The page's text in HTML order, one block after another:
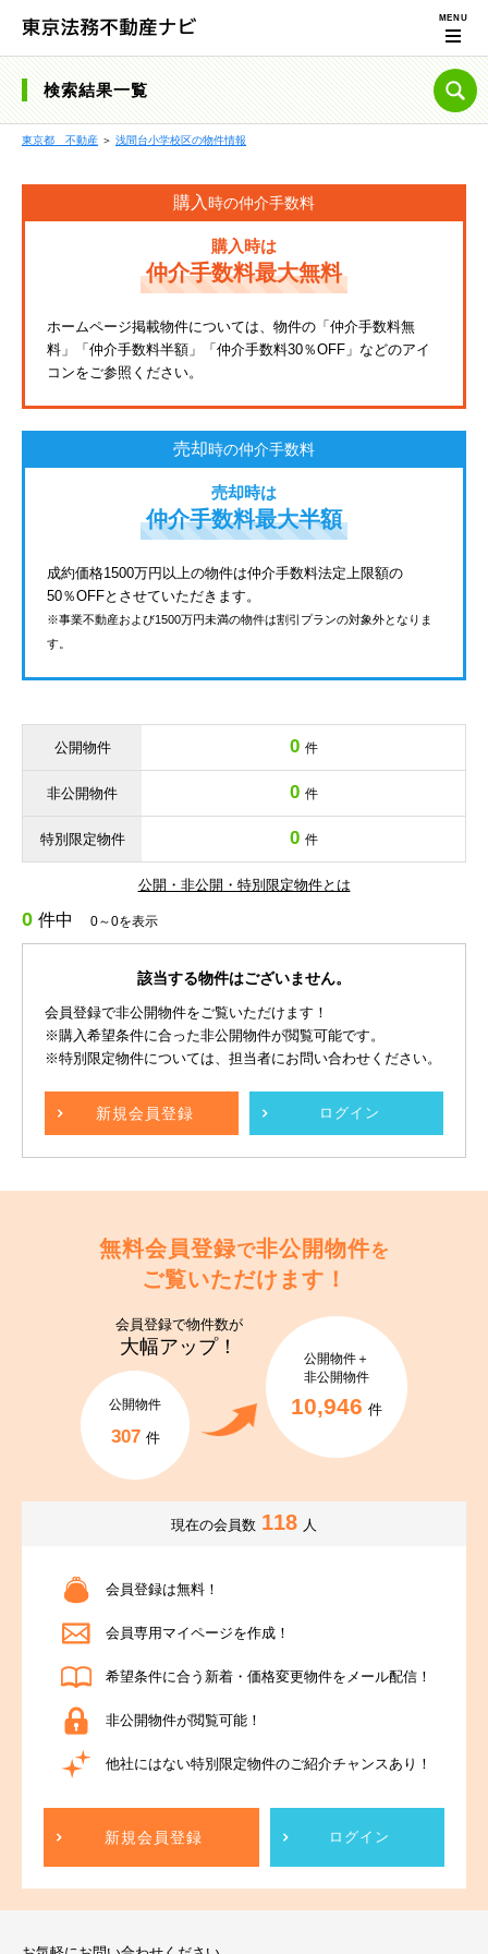
検索結果一覧
東京都 不動産 ＞ 浅間台小学校区の物件情報
購入時の仲介手数料
購入時は
仲介手数料最大無料
ホームページ掲載物件については、物件の「仲介手数料無
料」「仲介手数料半額」「仲介手数料30％OFF」などのアイ
コンをご参照ください。
売却時の仲介手数料
売却時は
仲介手数料最大半額
成約価格1500万円以上の物件は仲介手数料法定上限額の
50％OFFとさせていただきます。
※事業不動産および1500万円未満の物件は割引プランの対象外となりま
す。
公開物件 0 件
非公開物件 0 件
特別限定物件 0 件
公開・非公開・特別限定物件とは
0 件中 0～0を表示
該当する物件はございません。
会員登録で非公開物件をご覧いただけます！
※購入希望条件に合った非公開物件が閲覧可能です。
※特別限定物件については、担当者にお問い合わせください。
新規会員登録 ログイン
無料会員登録で非公開物件を
ご覧いただけます！
会員登録で物件数が
大幅アップ！
公開物件
307 件
公開物件＋
非公開物件
10,946 件
現在の会員数 118 人
会員登録は無料！
会員専用マイページを作成！
希望条件に合う新着・価格変更物件をメール配信！
非公開物件が閲覧可能！
他社にはない特別限定物件のご紹介チャンスあり！
新規会員登録 ログイン